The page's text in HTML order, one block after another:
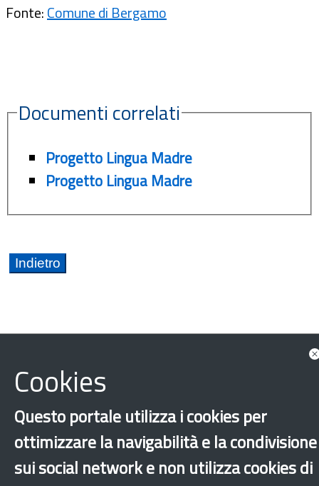
Fonte:Comune di Bergamo
Documenti correlati
Progetto Lingua Madre
Progetto Lingua Madre
Cultura
Fondo Nazionale per le Politiche Migratorie FNPM
Teatro
Arabo Bengalese
Spagnolo
Bergamo
Cookies
Questo portale utilizza i cookies per
ottimizzare la navigabilità e la condivisione
sui social network e non utilizza cookies di